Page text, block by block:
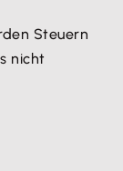
Steuern
nicht